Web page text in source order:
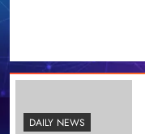
DAILY NEWS